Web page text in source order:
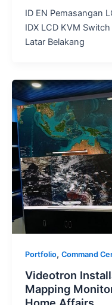
ID EN Pemasangan
IDX LCD KVM
Latar Belakang
Portfolio, Command
Videotron
Mapping